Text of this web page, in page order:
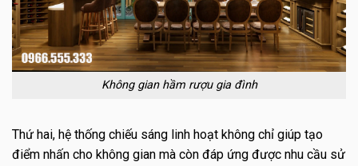
Không gian hầm rượu gia đình
Thứ hai, hệ thống chiếu sáng linh hoạt không chỉ giúp tạo
điểm nhấn cho không gian mà còn đáp ứng được nhu cầu sử